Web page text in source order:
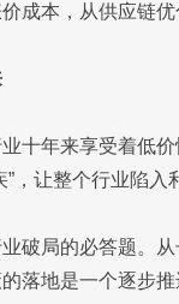
成本，从供应链
十年来享受着低
”，让整个行业陷
破局的必答题。
落地是一个逐步